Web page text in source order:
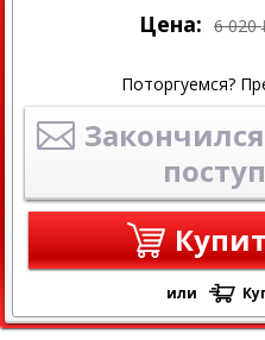
Цена: 6 020
Поторгуемся?
или